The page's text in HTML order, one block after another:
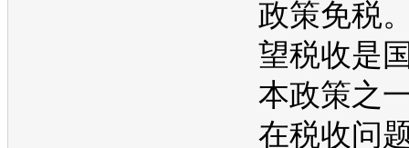
政策免税
望税收是
本政策之
在税收问